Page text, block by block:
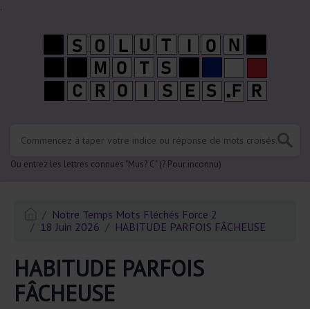
.
Ou entrez les lettres connues "Mus? C" (? Pour inconnu)
Notre Temps Mots Fléchés Force 2
18 Juin 2026
HABITUDE PARFOIS FÂCHEUSE
HABITUDE PARFOIS
FÂCHEUSE